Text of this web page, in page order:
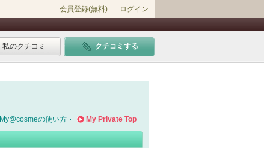
会員登録(無料) ログイン
私のクチコミ クチコミする
My Private Top
My@cosmeの使い方